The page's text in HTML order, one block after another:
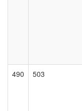
490 503